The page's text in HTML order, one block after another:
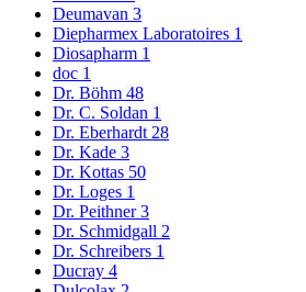
Deumavan 3
Diepharmex Laboratoires 1
Diosapharm 1
doc 1
Dr. Böhm 48
Dr. C. Soldan 1
Dr. Eberhardt 28
Dr. Kade 3
Dr. Kottas 50
Dr. Loges 1
Dr. Peithner3
Dr. Schmidgall 2
Dr. Schreibers 1
Ducray 4